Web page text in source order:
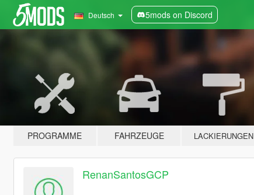
Deutsch 5mods on Discord
PROGRAMME FAHRZEUGE LACKIERUNGEN
RenanSantosGCP